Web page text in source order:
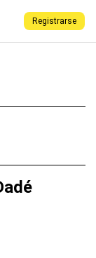
Registrarse